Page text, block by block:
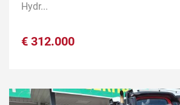
Hydr...
€ 312.000